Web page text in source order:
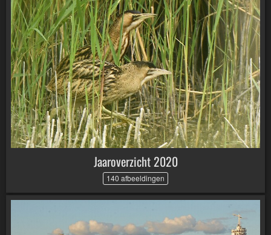
Jaaroverzicht 2020
140 afbeeldingen